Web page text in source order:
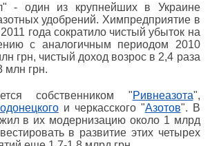
- один из крупнейших в Украине
удобрений. Химпредприятие в
года сократило чистый убыток на
с аналогичным периодом 2010
грн, чистый доход возрос в 2,4 раза
млн грн.
собственником "Ривнеазота",
и черкасского "Азотов". В
в их модернизацию около 1 млрд
в развитие этих четырех